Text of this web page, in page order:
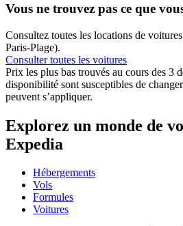
Vous ne trouvez pas ce que
Consultez toutes les locations de
Paris-Plage).
Consulter toutes les voitures
Prix les plus bas trouvés au cours des 3
disponibilité sont susceptibles de
peuvent s’appliquer.
Explorez un monde de
Expedia
Hébergements
Vols
Formules
Voitures